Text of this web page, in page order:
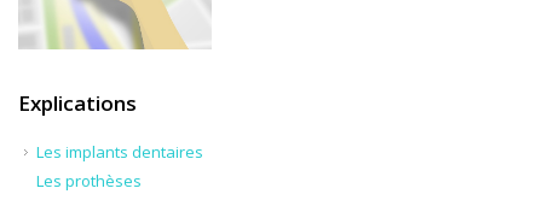
Explications
Les implants dentaires
Les prothèses